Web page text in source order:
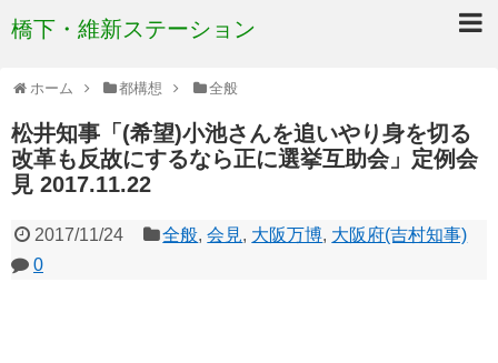
橋下・維新ステーション
ホーム 都構想 全般
松井知事「(希望)小池さんを追いやり身を切る
改革も反故にするなら正に選挙互助会」定例会
見 2017.11.22
2017/11/24 全般,会見, 大阪万博, 大阪府(吉村知事)
0